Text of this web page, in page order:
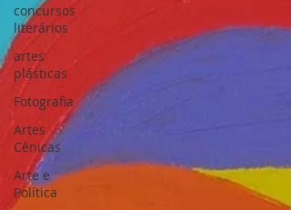
concursos
literários
artes
plásticas
Fotografia
Artes
Cênicas
Arte e
Política